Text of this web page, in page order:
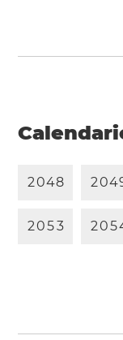
2048 204
2053 205